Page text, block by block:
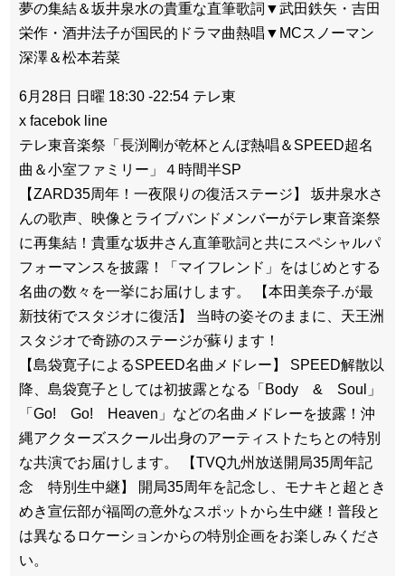
夢の集結＆坂井泉水の貴重な直筆歌詞▼武田鉄矢・吉田
栄作・酒井法子が国民的ドラマ曲熱唱▼MCスノーマン
深澤＆松本若菜
6月28日 日曜 18:30 -22:54 テレ東
x facebok line
テレ東音楽祭「長渕剛が乾杯とんぼ熱唱＆SPEED超名
曲＆小室ファミリー」４時間半SP
【ZARD35周年！一夜限りの復活ステージ】 坂井泉水さ
んの歌声、映像とライブバンドメンバーがテレ東音楽祭
に再集結！貴重な坂井さん直筆歌詞と共にスペシャルパ
フォーマンスを披露！「マイフレンド」をはじめとする
名曲の数々を一挙にお届けします。 【本田美奈子.が最
新技術でスタジオに復活】 当時の姿そのままに、天王洲
スタジオで奇跡のステージが蘇ります！
【島袋寛子によるSPEED名曲メドレー】 SPEED解散以
降、島袋寛子としては初披露となる「Body & Soul」
「Go! Go! Heaven」などの名曲メドレーを披露！沖
縄アクターズスクール出身のアーティストたちとの特別
な共演でお届けします。 【TVQ九州放送開局35周年記
念 特別生中継】 開局35周年を記念し、モナキと超とき
めき宣伝部が福岡の意外なスポットから生中継！普段と
は異なるロケーションからの特別企画をお楽しみくださ
い。